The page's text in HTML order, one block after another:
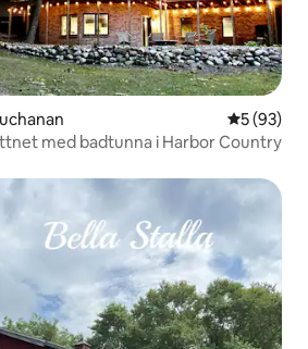
5 av 5 i
5 (93)
med badtunna i Harbor Country